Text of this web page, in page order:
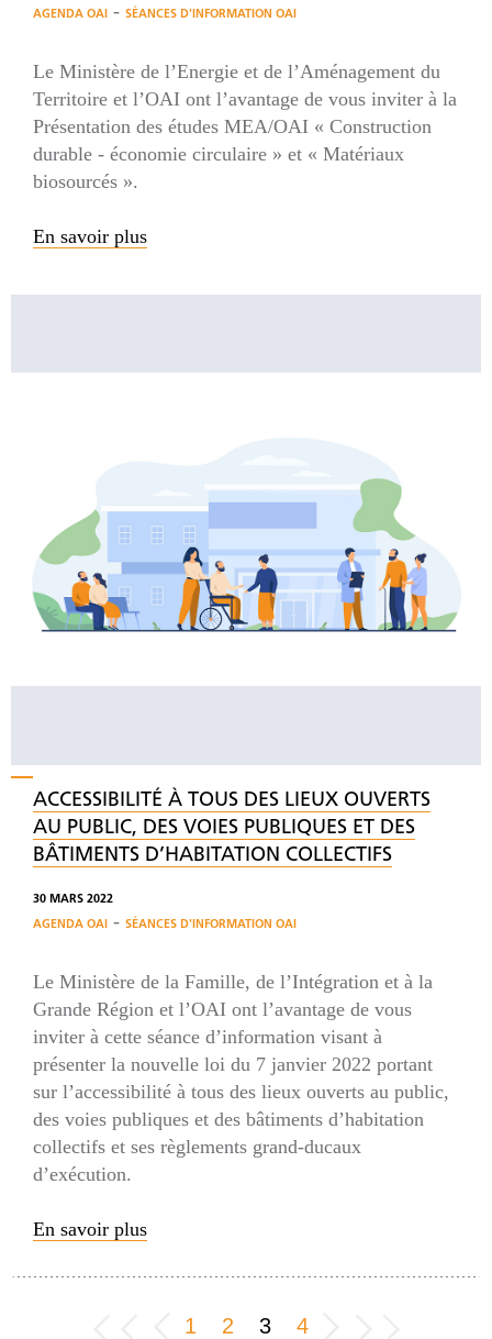
AGENDA OAI - SÉANCES D'INFORMATION OAI
Le Ministère de l’Energie et de l’Aménagement du
Territoire et l’OAI ont l’avantage de vous inviter à la
Présentation des études MEA/OAI « Construction
durable - économie circulaire » et « Matériaux
biosourcés ».
En savoir plus
ACCESSIBILITÉ À TOUS DES LIEUX OUVERTS
AU PUBLIC, DES VOIES PUBLIQUES ET DES
BÂTIMENTS D’HABITATION COLLECTIFS
30 MARS 2022
AGENDA OAI - SÉANCES D'INFORMATION OAI
Le Ministère de la Famille, de l’Intégration et à la
Grande Région et l’OAI ont l’avantage de vous
inviter à cette séance d’information visant à
présenter la nouvelle loi du 7 janvier 2022 portant
sur l’accessibilité à tous des lieux ouverts au public,
des voies publiques et des bâtiments d’habitation
collectifs et ses règlements grand-ducaux
d’exécution.
En savoir plus
1 2 3 4